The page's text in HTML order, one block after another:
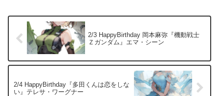
2/3 HappyBirthday 岡本麻弥『機動戦士
Ｚガンダム』エマ・シーン
2/4 HappyBirthday『多田くんは恋をしな
い』テレサ・ワーグナー